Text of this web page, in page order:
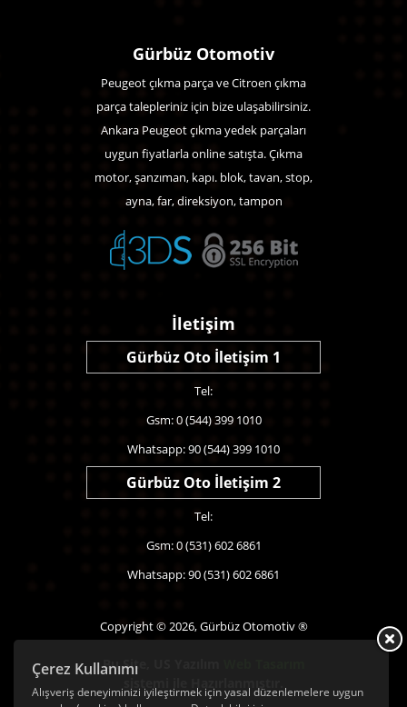
Çerez Kullanımı
Alışveriş deneyiminizi iyileştirmek için yasal düzenlemelere uygun
Gürbüz Otomotiv
Peugeot çıkma parça ve Citroen çıkma
parça talepleriniz için bize ulaşabilirsiniz.
Ankara Peugeot çıkma yedek parçaları
uygun fiyatlarla online satışta. Çıkma
motor, şanzıman, kapı. blok, tavan, stop,
ayna, far, direksiyon, tampon
İletişim
Gürbüz Oto İletişim 1
Tel:
Gsm: 0 (544) 399 1010
Whatsapp: 90 (544) 399 1010
Gürbüz Oto İletişim 2
Tel:
Gsm: 0 (531) 602 6861
Whatsapp: 90 (531) 602 6861
Copyright © 2026, Gürbüz Otomotiv ®
Bu Site,